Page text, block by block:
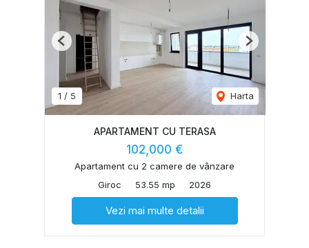
1 / 5 Harta
Previous Next
APARTAMENT CU TERASA
102,000 €
Apartament cu 2 camere de vânzare
Giroc
53.55 mp 2026
Vezi mai multe detalii